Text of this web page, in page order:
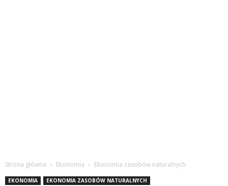
Strona główna Ekonomia Ekonomia zasobów naturalnych
EKONOMIA EKONOMIA ZASOBÓW NATURALNYCH